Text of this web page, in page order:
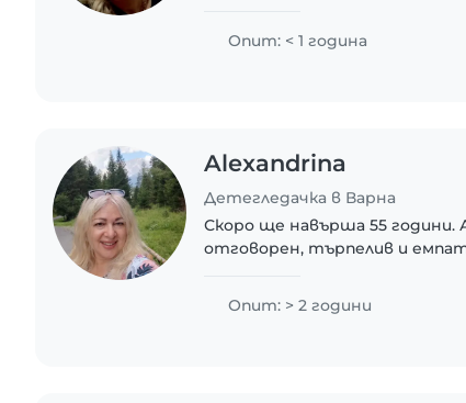
Опит: < 1 година
Alexandrina
Детегледачка в Варна
Скоро ще навърша 55 години.
отговорен, търпелив и
Опит: > 2 години